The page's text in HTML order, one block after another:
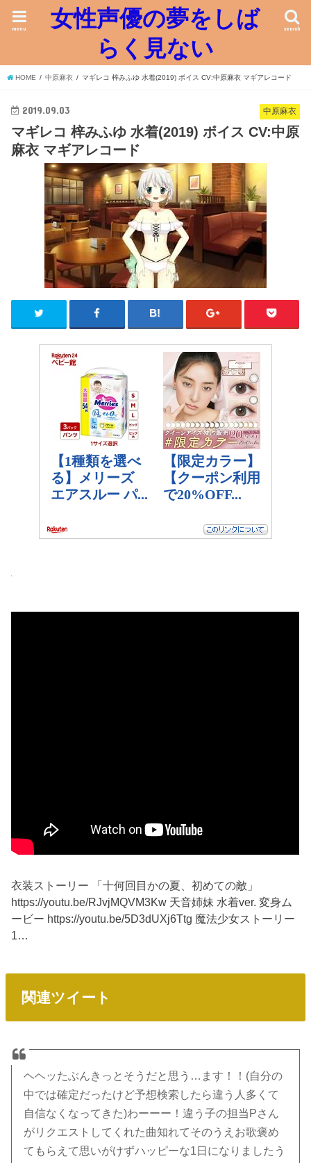
女性声優の夢をしば
らく見ない
search
menu
HOME 中原麻衣 マギレコ 梓みふゆ 水着(2019) ボイス CV:中原麻衣 マギアレコード
中原麻衣
2019.09.03
マギレコ 梓みふゆ 水着(2019) ボイス CV:中原
麻衣 マギアレコード
衣装ストーリー 「十何回目かの夏、初めての敵」
https://youtu.be/RJvjMQVM3Kw 天音姉妹 水着ver. 変身ム
ービー https://youtu.be/5D3dUXj6Ttg 魔法少女ストーリー
1…
関連ツイート
ヘヘッたぶんきっとそうだと思う…ます！！(自分の
中では確定だったけど予想検索したら違う人多くて
自信なくなってきた)わーーー！違う子の担当Pさん
がリクエストしてくれた曲知れてそのうえお歌褒め
てもらえて思いがけずハッピーな1日になりましたう